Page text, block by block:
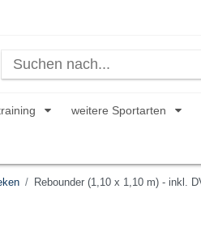
weitere Sportarten
Rebounder (1,10 x 1,10 m) - inkl.